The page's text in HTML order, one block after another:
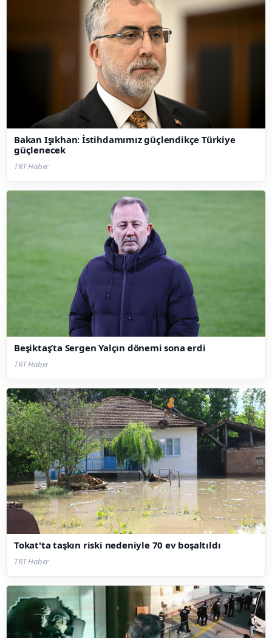
Bakan Işıkhan: İstihdamımız güçlendikçe Türkiye
güçlenecek
TRT Haber
Beşiktaş’ta Sergen Yalçın dönemi sona erdi
TRT Haber
Tokat'ta taşkın riski nedeniyle 70 ev boşaltıldı
TRT Haber